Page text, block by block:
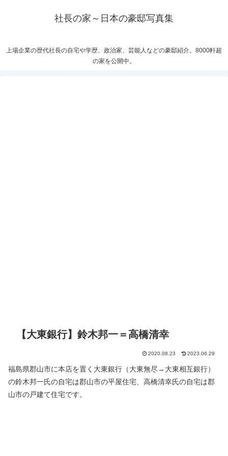
社長の家～日本の豪邸写真集
上場企業の歴代社長の自宅や学歴、政治家、芸能人などの豪邸紹介。8000軒超
の家を公開中。
【大東銀行】鈴木邦一＝高橋清幸
2020.08.23 2023.06.29
福島県郡山市に本店を置く大東銀行（大東無尽→大東相互銀行）
の鈴木邦一氏の自宅は郡山市の平屋住宅、高橋清幸氏の自宅は郡
山市の戸建て住宅です。